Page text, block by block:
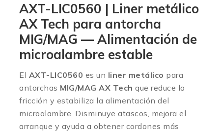
AXT-LIC0560 | Liner metálico
AX Tech para antorcha
MIG/MAG — Alimentación de
microalambre estable
El AXT-LIC0560 es un liner metálico para
antorchas MIG/MAG AX Tech que reduce la
fricción y estabiliza la alimentación del
microalambre. Disminuye atascos, mejora el
arranque y ayuda a obtener cordones más